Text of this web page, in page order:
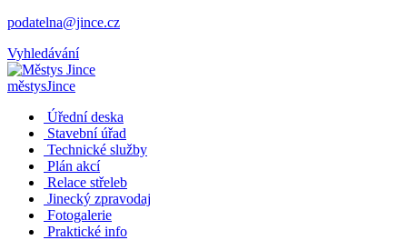
podatelna@jince.cz
Vyhledávání
městysJince
Úřední deska
Stavební úřad
Technické služby
Plán akcí
Relace střeleb
Jinecký zpravodaj
Fotogalerie
Praktické info